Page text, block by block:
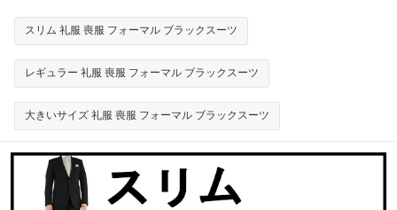
スリム 礼服 喪服 フォーマル ブラックスーツ
レギュラー 礼服 喪服 フォーマル ブラックスーツ
大きいサイズ 礼服 喪服 フォーマル ブラックスーツ